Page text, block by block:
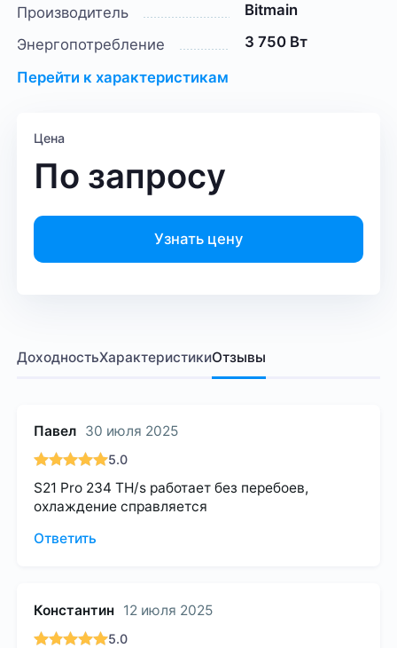
Производитель
Bitmain
Энергопотребление
3 750 Вт
Перейти к характеристикам
Цена
По запросу
Узнать цену
ДоходностьХарактеристикиОтзывы
Павел 30 июля 2025
5.0
S21 Pro 234 TH/s работает без перебоев,
охлаждение справляется
Ответить
Константин 12 июля 2025
5.0